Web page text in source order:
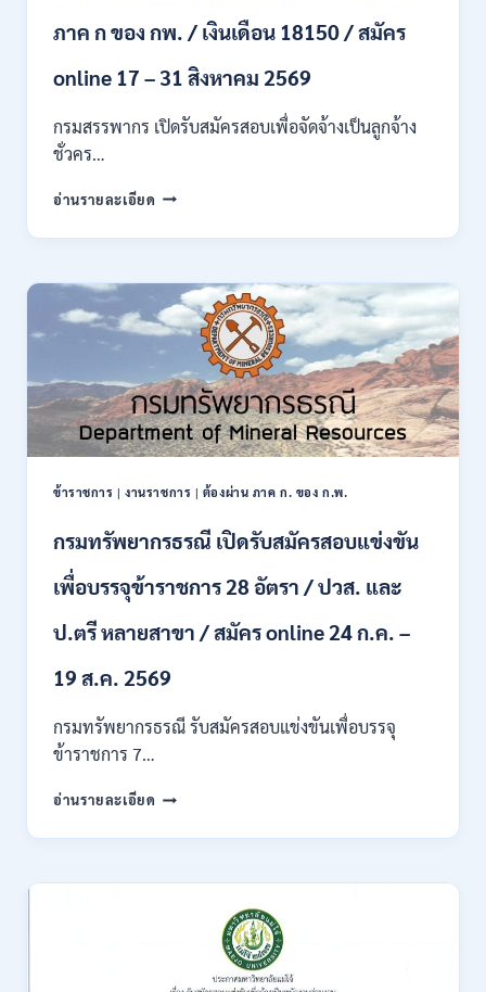
ต้อง
ภาค
ก
กพ.
10
17
2569
ภาค ก ของ กพ. / เงินเดือน 18150 / สมัคร
online 17 – 31 สิงหาคม 2569
กรมสรรพากร เปิดรับสมัครสอบเพื่อจัดจ้างเป็นลูกจ้าง
ชั่วคร…
อ่านรายละเอียด กรม
เปิด
สมัคร
งาน
138
ปวช.
ปวส.
ป.ตรี
หลาย
/
ต้อง
ภาค
ของ
/
เดือน
18150
ONLINE
สิงหาคม
ข้าราชการ |งานราชการ | ต้องผ่าน ภาค ก. ของ ก.พ.
กรมทรัพยากรธรณี เปิดรับสมัครสอบแข่งขัน
เพื่อบรรจุข้าราชการ 28 อัตรา / ปวส. และ
ป.ตรี หลายสาขา / สมัคร online 24 ก.ค. –
19 ส.ค. 2569
กรมทรัพยากรธรณี รับสมัครสอบแข่งขันเพื่อบรรจุ
ข้าราชการ 7…
อ่านรายละเอียด กรม
เปิด
สมัคร